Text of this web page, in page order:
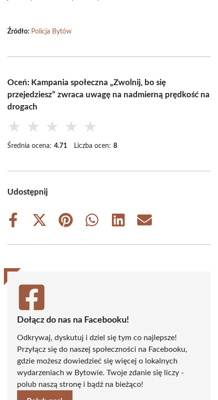
Źródło: Policja Bytów
Oceń: Kampania społeczna „Zwolnij, bo się
przejedziesz” zwraca uwagę na nadmierną prędkość na
drogach
★ ★ ★ ★ ★
Średnia ocena: 4.71 Liczba ocen: 8
Udostępnij
Share
Share
(Twitter)
Share
Share
Share
Share
Dołącz do nas na Facebooku!
Odkrywaj, dyskutuj i dziel się tym co najlepsze!
Przyłącz się do naszej społeczności na Facebooku,
gdzie możesz dowiedzieć się więcej o lokalnych
wydarzeniach w Bytowie. Twoje zdanie się liczy -
polub naszą stronę i bądź na bieżąco!